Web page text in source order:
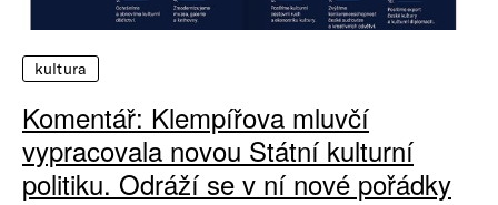
kultura
Komentář: Klempířova mluvčí
vypracovala novou Státní kulturní
politiku. Odráží se v ní nové pořádky